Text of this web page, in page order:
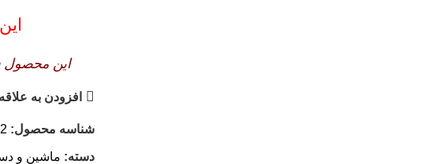
این محصول
افزودن به
شناسه محصول: 2-2-1
دسته: ماشین و